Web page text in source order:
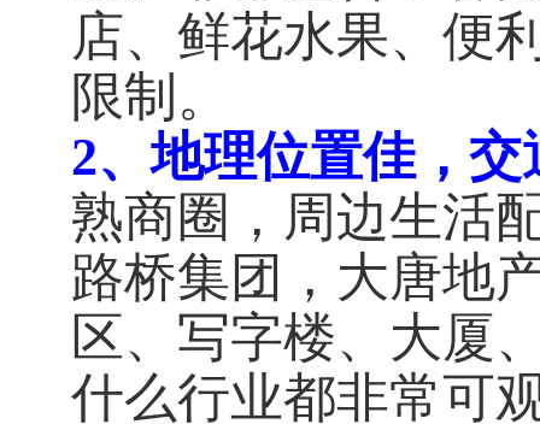
店、鲜花水果、便
限制。
2、地理位置佳，
熟商圈，周边生活
路桥集团，大唐地
区、写字楼、大厦
什么行业都非常可